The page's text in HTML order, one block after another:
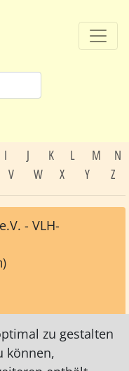
I J K L M
N
V W X Y Z
- VLH-
zu gestalten
können,